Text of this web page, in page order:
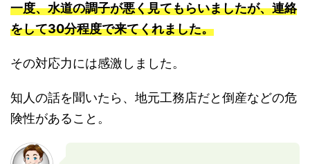
一度、水道の調子が悪く見てもらいましたが、連絡
をして30分程度で来てくれました。
その対応力には感激しました。
知人の話を聞いたら、地元工務店だと倒産などの危
険性があること。